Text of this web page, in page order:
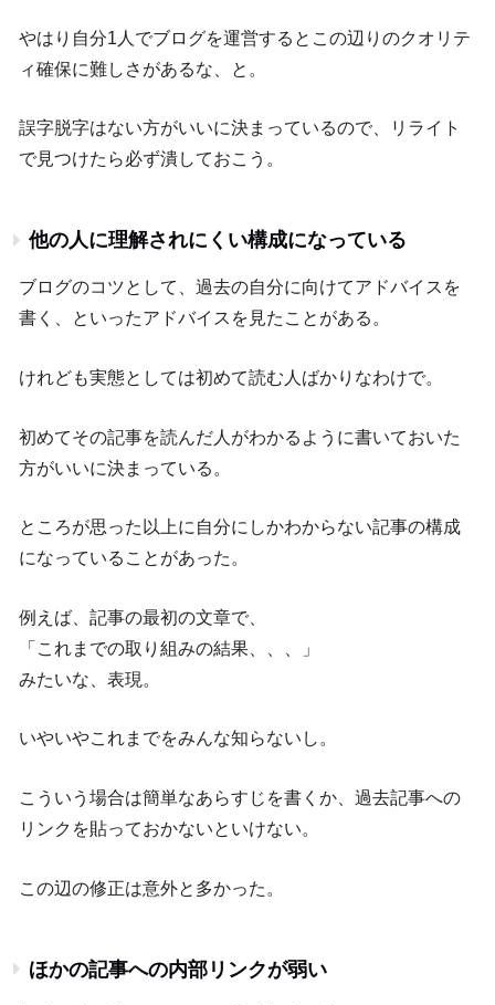
やはり自分1人でブログを運営するとこの辺りのクオリテ
ィ確保に難しさがあるな、と。
誤字脱字はない方がいいに決まっているので、リライト
で見つけたら必ず潰しておこう。
他の人に理解されにくい構成になっている
ブログのコツとして、過去の自分に向けてアドバイスを
書く、といったアドバイスを見たことがある。
けれども実態としては初めて読む人ばかりなわけで。
初めてその記事を読んだ人がわかるように書いておいた
方がいいに決まっている。
ところが思った以上に自分にしかわからない記事の構成
になっていることがあった。
例えば、記事の最初の文章で、
「これまでの取り組みの結果、、、」
みたいな、表現。
いやいやこれまでをみんな知らないし。
こういう場合は簡単なあらすじを書くか、過去記事への
リンクを貼っておかないといけない。
この辺の修正は意外と多かった。
ほかの記事への内部リンクが弱い